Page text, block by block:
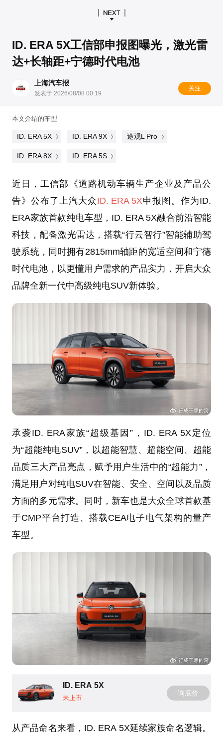
ID. ERA 5X工信部申报图曝光，激光雷
达+长轴距+宁德时代电池
上海汽车报
发表于 2026/08/08 00:19
关注
本文介绍的车型
ID. ERA 5X ID. ERA 9X 途观L Pro
ID. ERA 8X ID. ERA 5S
近日，工信部《道路机动车辆生产企业及产品公
告》公布了上汽大众ID. ERA 5X申报图。作为ID.
ERA家族首款纯电车型，ID. ERA 5X融合前沿智能
科技，配备激光雷达，搭载“行云智行”智能辅助驾
驶系统，同时拥有2815mm轴距的宽适空间和宁德
时代电池，以更懂用户需求的产品实力，开启大众
品牌全新一代中高级纯电SUV新体验。
承袭ID. ERA家族“超级基因”，ID. ERA 5X定位
为“超能纯电SUV”，以超能智慧、超能空间、超能
品质三大产品亮点，赋予用户生活中的“超能力”，
满足用户对纯电SUV在智能、安全、空间以及品质
方面的多元需求。同时，新车也是大众全球首款基
于CMP平台打造、搭载CEA电子电气架构的量产
车型。
ID. ERA 5X
未上市
询底价
从产品命名来看，ID. ERA 5X延续家族命名逻辑。